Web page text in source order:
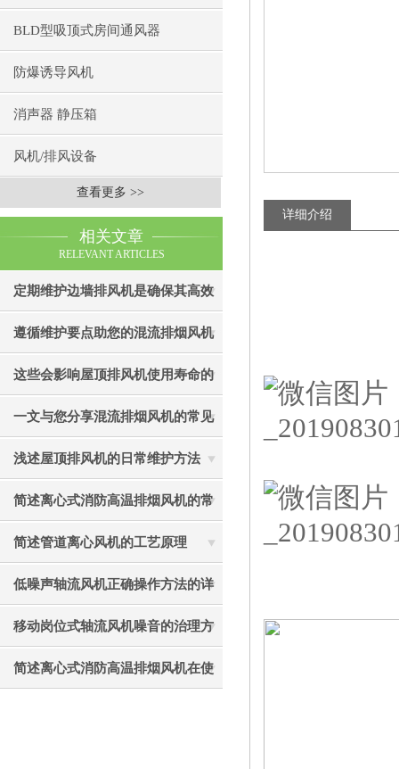
BLD型吸顶式房间通风器
防爆诱导风机
消声器 静压箱
风机/排风设备
查看更多 >>
相关文章
RELEVANT ARTICLES
定期维护边墙排风机是确保其高效
通风效果的关键
遵循维护要点助您的混流排烟风机
成为真正“风中卫士”
这些会影响屋顶排风机使用寿命的
因素您知道吗？
一文与您分享混流排烟风机的常见
故障相应解决方法
浅述屋顶排风机的日常维护方法
简述离心式消防高温排烟风机的常
见故障相应解决方法
简述管道离心风机的工艺原理
低噪声轴流风机正确操作方法的详
细说明
移动岗位式轴流风机噪音的治理方
法介绍
简述离心式消防高温排烟风机在使
详细介绍